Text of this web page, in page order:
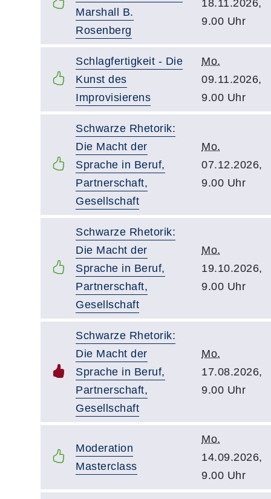
Marshall B.
Rosenberg
18.11.2026,
9.00 Uhr
Schlagfertigkeit - Die
Kunst des
Improvisierens
Mo.
09.11.2026,
9.00 Uhr
Schwarze Rhetorik:
Die Macht der
Sprache in Beruf,
Partnerschaft,
Gesellschaft
Mo.
07.12.2026,
9.00 Uhr
Schwarze Rhetorik:
Die Macht der
Sprache in Beruf,
Partnerschaft,
Gesellschaft
Mo.
19.10.2026,
9.00 Uhr
Schwarze Rhetorik:
Die Macht der
Sprache in Beruf,
Partnerschaft,
Gesellschaft
Mo.
17.08.2026,
9.00 Uhr
Moderation
Masterclass
Mo.
14.09.2026,
9.00 Uhr